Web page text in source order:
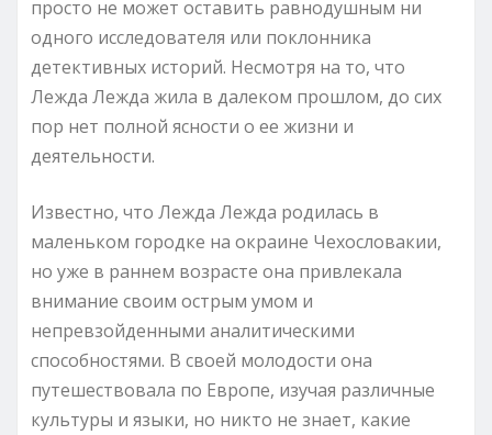
просто не может оставить равнодушным ни
одного исследователя или поклонника
детективных историй. Несмотря на то, что
Лежда Лежда жила в далеком прошлом, до сих
пор нет полной ясности о ее жизни и
деятельности.
Известно, что Лежда Лежда родилась в
маленьком городке на окраине Чехословакии,
но уже в раннем возрасте она привлекала
внимание своим острым умом и
непревзойденными аналитическими
способностями. В своей молодости она
путешествовала по Европе, изучая различные
культуры и языки, но никто не знает, какие